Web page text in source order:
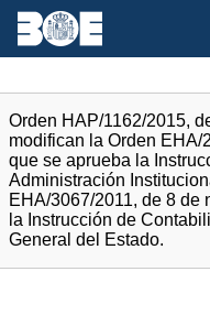
Orden HAP/1162/2015,
modifican la Orden EHA/
que se aprueba la
Administración
EHA/3067/2011, de 8 de
la Instrucción de
General del Estado.